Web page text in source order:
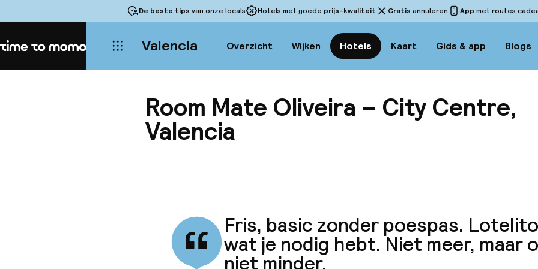
De beste tips van onze locals Hotels met goede prijs-kwaliteit Gratis annuleren App met routes
Home Valencia Overzicht Wijken Hotels Kaart Gids & app Blogs
Room Mate Oliveira – City Centre,
Valencia
Fris, basic zonder poespas.
wat je nodig hebt. Niet meer, maar
niet minder.